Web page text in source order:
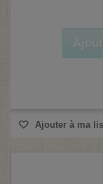
Ajouter à ma